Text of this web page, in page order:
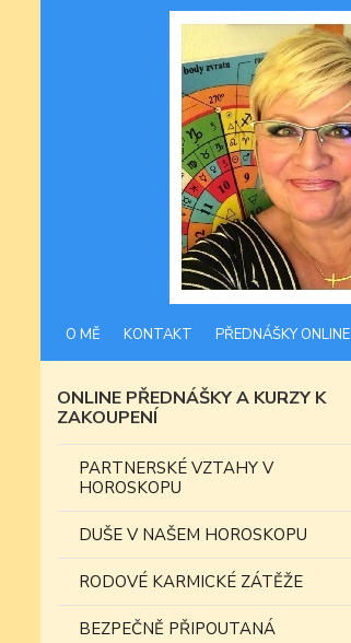
O MĚ KONTAKT PŘEDNÁŠKY ONLINE
ONLINE PŘEDNÁŠKY A KURZY K
ZAKOUPENÍ
PARTNERSKÉ VZTAHY V
HOROSKOPU
DUŠE V NAŠEM HOROSKOPU
RODOVÉ KARMICKÉ ZÁTĚŽE
BEZPEČNĚ PŘIPOUTANÁ